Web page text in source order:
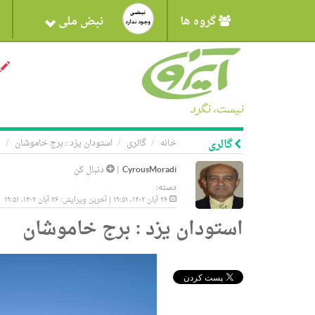
گروه ها نبض ملی
نیست، نگرد
خانه گالری استودان یزد : برج خاموشان گالری
CyrousMoradi
|
دنبال کن
دسته:
استودان یزد : برج خاموشان